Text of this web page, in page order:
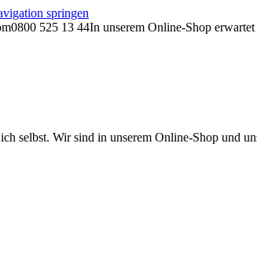
springen
0800 525 13 44In unserem Online-Shop
selbst. Wir sind in unserem Online-Shop und